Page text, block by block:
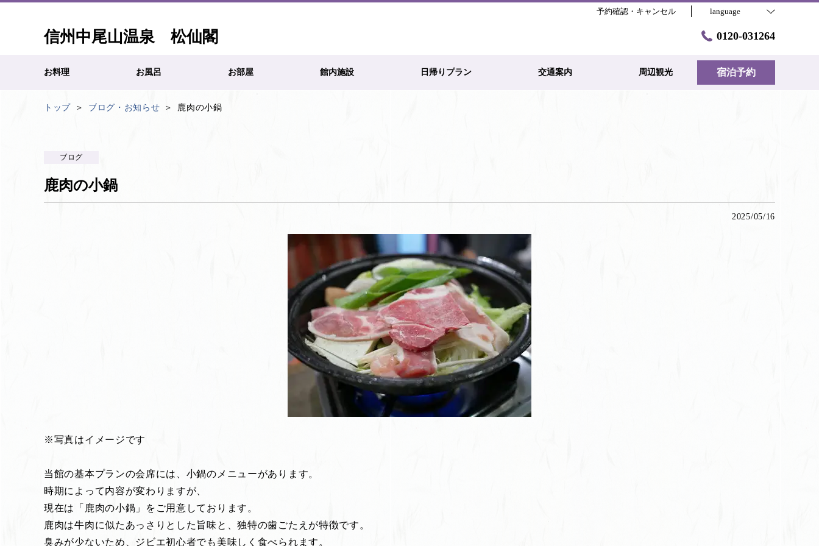
予約確認・キャンセル language
信州中尾山温泉 松仙閣 0120-031264
お料理 お風呂 お部屋 館内施設 日帰りプラン 交通案内 周辺観光 宿泊予約
トップ ブログ・お知らせ 鹿肉の小鍋
ブログ
鹿肉の小鍋
2025/05/16
※写真はイメージです
当館の基本プランの会席には、小鍋のメニューがあります。
時期によって内容が変わりますが、
現在は「鹿肉の小鍋」をご用意しております。
鹿肉は牛肉に似たあっさりとした旨味と、独特の歯ごたえが特徴です。
臭みが少ないため、ジビエ初心者でも美味しく食べられます。